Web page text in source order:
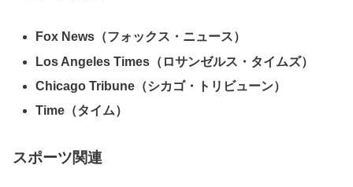
Fox News（フォックス・ニュース）
Los Angeles Times（ロサンゼルス・タイムズ）
Chicago Tribune（シカゴ・トリビューン）
Time（タイム）
スポーツ関連